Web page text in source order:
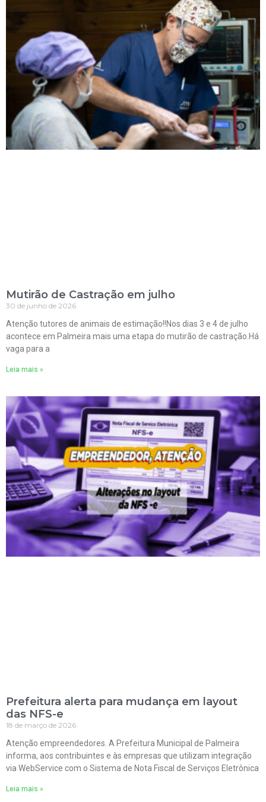
Mutirão de Castração em julho
30 de junho de 2026
Atenção tutores de animais de estimação!!Nos dias 3 e 4 de julho
acontece em Palmeira mais uma etapa do mutirão de castração.Há
vaga para a
Leia mais »
Prefeitura alerta para mudança em layout
das NFS-e
18 de março de 2026
Atenção empreendedores. A Prefeitura Municipal de Palmeira
informa, aos contribuintes e às empresas que utilizam integração
via WebService com o Sistema de Nota Fiscal de Serviços Eletrônica
Leia mais »